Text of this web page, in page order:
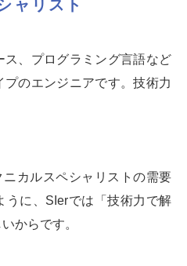
ャリスト
ス、プログラミング言語など
のエンジニアです。技術力
カルスペシャリストの需要
うに、SIerでは「技術力で解
からです。